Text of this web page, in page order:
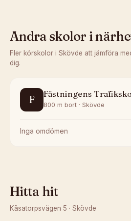
Andra skolor i
Fler körskolor i Skövde att jämföra
dig.
F Fästningens
800 m bort · Skövde
Inga omdömen
Hitta hit
Kåsatorpsvägen 5 · Skövde